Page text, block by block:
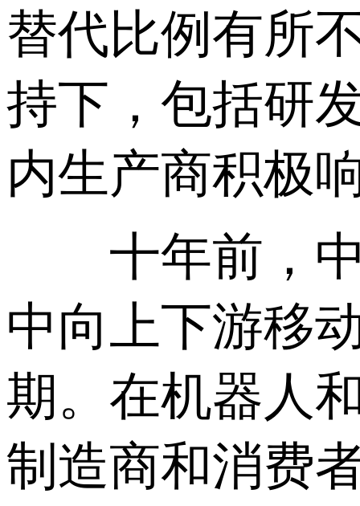
替代比例有所
持下，包括研
内生产商积极
十年前，中
中向上下游移
期。在机器人
制造商和消费